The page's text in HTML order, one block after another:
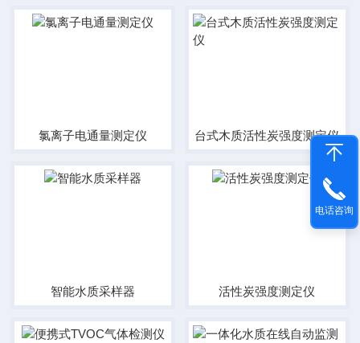
氯离子电通量测定仪 台式木质活性炭强度测定仪
智能水质采样器 活性炭强度测定仪
电话咨询